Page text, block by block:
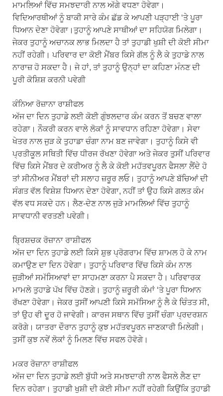
ਮਾਮਲਿਆਂ ਵਿੱਚ ਸਮਝਦਾਰੀ ਨਾਲ ਅੱਗੇ ਵਧਣਾ ਹੋਵੇਗਾ।
ਵਿਦਿਆਰਥੀਆਂ ਨੂੰ ਬਾਕੀ ਸਾਰੇ ਕੰਮ ਛੱਡ ਕੇ ਆਪਣੀ ਪੜ੍ਹਾਈ ‘ਤੇ ਪੂਰਾ
ਧਿਆਨ ਦੇਣਾ ਹੋਵੇਗਾ।ਤੁਹਾਨੂੰ ਆਪਣੇ ਸਾਥੀਆਂ ਦਾ ਸਹਿਯੋਗ ਮਿਲੇਗਾ।
ਜੇਕਰ ਤੁਹਾਨੂੰ ਅਚਾਨਕ ਲਾਭ ਮਿਲਦਾ ਹੈ ਤਾਂ ਤੁਹਾਡੀ ਖੁਸ਼ੀ ਦੀ ਕੋਈ ਸੀਮਾ
ਨਹੀਂ ਰਹੇਗੀ। ਪਰਿਵਾਰ ਦਾ ਕੋਈ ਮੈਂਬਰ ਕਿਸੇ ਗੱਲ ਨੂੰ ਲੈ ਕੇ ਤੁਹਾਡੇ ਨਾਲ
ਨਾਰਾਜ਼ ਹੋ ਸਕਦਾ ਹੈ। ਜੇ ਹਾਂ, ਤਾਂ ਤੁਹਾਨੂੰ ਉਨ੍ਹਾਂ ਦਾ ਕਹਿਣਾ ਮੰਨਣ ਦੀ
ਪੂਰੀ ਕੋਸ਼ਿਸ਼ ਕਰਨੀ ਪਵੇਗੀ
ਕੰਨਿਆ ਰੋਜ਼ਾਨਾ ਰਾਸ਼ੀਫਲ
ਅੱਜ ਦਾ ਦਿਨ ਤੁਹਾਡੇ ਲਈ ਕੋਈ ਗੁੰਝਲਦਾਰ ਕੰਮ ਕਰਨ ਤੋਂ ਬਚਣ ਵਾਲਾ
ਰਹੇਗਾ। ਨੌਕਰੀ ਕਰਨ ਵਾਲੇ ਲੋਕਾਂ ਨੂੰ ਸਾਵਧਾਨ ਰਹਿਣਾ ਹੋਵੇਗਾ। ਸੇਵਾ
ਖੇਤਰ ਨਾਲ ਜੁੜ ਕੇ ਤੁਹਾਡਾ ਚੰਗਾ ਨਾਮ ਬਣ ਜਾਵੇਗਾ। ਤੁਹਾਨੂੰ ਕਿਸੇ ਵੀ
ਪ੍ਰਤੀਕੂਲ ਸਥਿਤੀ ਵਿੱਚ ਧੀਰਜ ਰੱਖਣਾ ਹੋਵੇਗਾ ਅਤੇ ਜੇਕਰ ਤੁਸੀਂ ਪਰਿਵਾਰ
ਵਿੱਚ ਕਿਸੇ ਮੈਂਬਰ ਦੇ ਕਰੀਅਰ ਨੂੰ ਲੈ ਕੇ ਕੋਈ ਮਹੱਤਵਪੂਰਨ ਫੈਸਲਾ ਲੈਂਦੇ ਹੋ
ਤਾਂ ਸੀਨੀਅਰ ਮੈਂਬਰਾਂ ਦੀ ਸਲਾਹ ਜ਼ਰੂਰ ਲਓ। ਤੁਹਾਨੂੰ ਆਪਣੇ ਬੱਚਿਆਂ ਦੀ
ਸੰਗਤ ਵੱਲ ਵਿਸ਼ੇਸ਼ ਧਿਆਨ ਦੇਣਾ ਹੋਵੇਗਾ, ਨਹੀਂ ਤਾਂ ਉਹ ਕਿਸੇ ਗਲਤ ਕੰਮ
ਵੱਲ ਵਧ ਸਕਦੇ ਹਨ। ਲੈਣ-ਦੇਣ ਨਾਲ ਜੁੜੇ ਮਾਮਲਿਆਂ ਵਿੱਚ ਤੁਹਾਨੂੰ
ਸਾਵਧਾਨੀ ਵਰਤਣੀ ਪਵੇਗੀ।
ਬ੍ਰਿਸ਼ਚਕ ਰੋਜ਼ਾਨਾ ਰਾਸ਼ੀਫਲ
ਅੱਜ ਦਾ ਦਿਨ ਤੁਹਾਡੇ ਲਈ ਕਿਸੇ ਸ਼ੁਭ ਪ੍ਰੋਗਰਾਮ ਵਿੱਚ ਸ਼ਾਮਲ ਹੋ ਕੇ ਨਾਮ
ਕਮਾਉਣ ਦਾ ਦਿਨ ਹੋਵੇਗਾ। ਤੁਹਾਨੂੰ ਪਰਿਵਾਰ ਵਿੱਚ ਕਿਸੇ ਕੰਮ ਨਾਲ
ਜੁੜੀਆਂ ਸਮੱਸਿਆਵਾਂ ਦਾ ਸਾਹਮਣਾ ਕਰਨਾ ਪੈ ਸਕਦਾ ਹੈ। ਪਰਿਵਾਰਕ
ਮਾਮਲੇ ਤੁਹਾਡੇ ਪੱਖ ਵਿੱਚ ਹੋਣਗੇ। ਤੁਹਾਨੂੰ ਜ਼ਰੂਰੀ ਕੰਮਾਂ ‘ਤੇ ਪੂਰਾ ਧਿਆਨ
ਰੱਖਣਾ ਹੋਵੇਗਾ। ਜੇਕਰ ਤੁਸੀਂ ਆਪਣੀ ਕਿਸੇ ਸਮੱਸਿਆ ਨੂੰ ਲੈ ਕੇ ਚਿੰਤਤ ਸੀ,
ਤਾਂ ਉਹ ਵੀ ਦੂਰ ਹੋ ਜਾਵੇਗੀ। ਕਾਰਜ ਸਥਾਨ ਵਿੱਚ ਤੁਸੀਂ ਚੰਗਾ ਪ੍ਰਦਰਸ਼ਨ
ਕਰੋਗੇ। ਯਾਤਰਾ ਦੌਰਾਨ ਤੁਹਾਨੂੰ ਕੁਝ ਮਹੱਤਵਪੂਰਨ ਜਾਣਕਾਰੀ ਮਿਲੇਗੀ।
ਤੁਸੀਂ ਕੁਝ ਨਵੇਂ ਲੋਕਾਂ ਨੂੰ ਮਿਲਣ ਵਿੱਚ ਸਫਲ ਹੋਵੋਗੇ।
ਮਕਰ ਰੋਜ਼ਾਨਾ ਰਾਸ਼ੀਫਲ
ਅੱਜ ਦਾ ਦਿਨ ਤੁਹਾਡੇ ਲਈ ਬੁੱਧੀ ਅਤੇ ਸਮਝਦਾਰੀ ਨਾਲ ਫੈਸਲੇ ਲੈਣ ਦਾ
ਦਿਨ ਰਹੇਗਾ। ਤੁਹਾਡੀ ਖੁਸ਼ੀ ਦੀ ਕੋਈ ਸੀਮਾ ਨਹੀਂ ਰਹੇਗੀ ਕਿਉਂਕਿ ਤੁਹਾਡੀ